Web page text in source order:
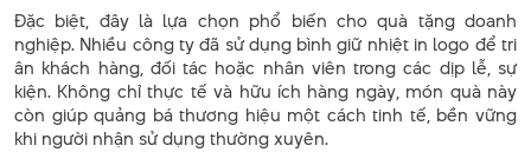
Đặc biệt, đây là lựa chọn phổ biến cho quà tặng doanh
nghiệp. Nhiều công ty đã sử dụng bình giữ nhiệt in logo để tri
ân khách hàng, đối tác hoặc nhân viên trong các dịp lễ, sự
kiện. Không chỉ thực tế và hữu ích hàng ngày, món quà này
còn giúp quảng bá thương hiệu một cách tinh tế, bền vững
khi người nhận sử dụng thường xuyên.